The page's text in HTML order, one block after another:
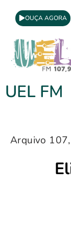
OUÇA AGORA
UEL FM
Arquivo 107,